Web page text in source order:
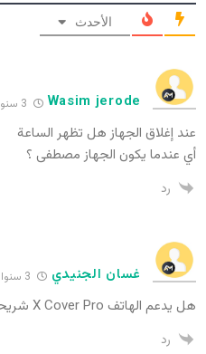
الأحدث
Wasim jerode
عند إغلاق الجهاز هل تظهر الساعة
أي عندما يكون الجهاز مصطفى ؟
رد
غسان الجنيدي
هل يدعم الهاتف X Cover Pro شريحة إتصال مايكرو سيم
رد